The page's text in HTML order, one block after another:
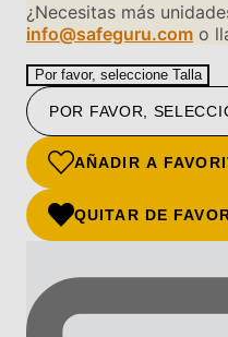
¿Necesitas más
info@safeguru.com o
Por favor, seleccione Talla
POR FAVOR,
AÑADIR A
QUITAR DE